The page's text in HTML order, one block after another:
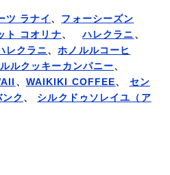
ツ ラナイ 、 フォーシーズン
ト コオリナ、ハレクラニ 、
レクラニ、ホノルルコーヒ
ルクッキーカンパニー、
、 WAIKIKI COFFEE、 セン
ク 、 シルクドゥソレイユ（ア